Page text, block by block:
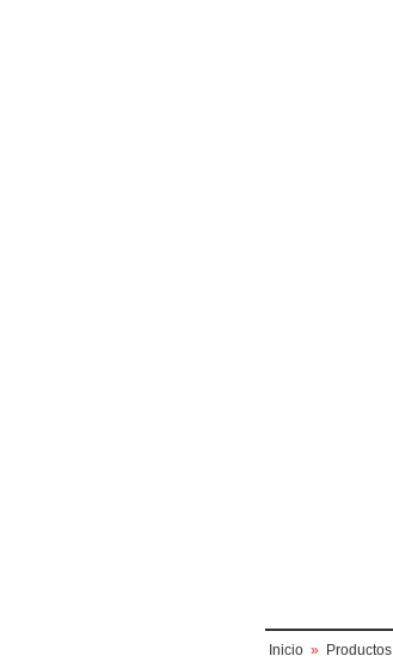
Inicio » Productos